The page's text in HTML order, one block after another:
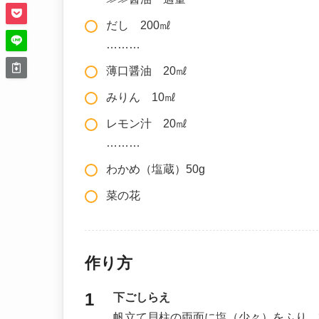
だし 200㎖
………
薄口醤油 20㎖
みりん 10㎖
レモン汁 20㎖
………
わかめ（塩蔵）50g
菜の花
作り方
下ごしらえ